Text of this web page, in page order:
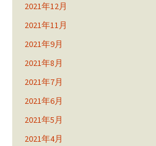
2021年12月
2021年11月
2021年9月
2021年8月
2021年7月
2021年6月
2021年5月
2021年4月